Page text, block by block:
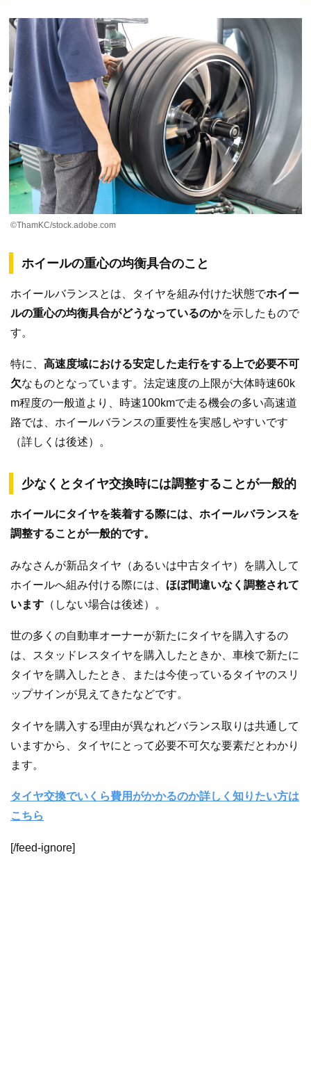
©ThamKC/stock.adobe.com
ホイールの重心の均衡具合のこと
ホイールバランスとは、タイヤを組み付けた状態でホイー
ルの重心の均衡具合がどうなっているのかを示したもので
す。
特に、 高速度域における安定した走行をする上で必要不可
欠なものとなっています。法定速度の上限が大体時速60k
m程度の一般道より、時速100kmで走る機会の多い高速道
路では、ホイールバランスの重要性を実感しやすいです
（詳しくは後述）。
少なくとタイヤ交換時には調整することが一般的
ホイールにタイヤを装着する際には、ホイールバランスを
調整することが一般的です。
みなさんが新品タイヤ（あるいは中古タイヤ）を購入して
ホイールへ組み付ける際には、 ほぼ間違いなく調整されて
います （しない場合は後述）。
世の多くの自動車オーナーが新たにタイヤを購入するの
は、スタッドレスタイヤを購入したときか、車検で新たに
タイヤを購入したとき、または今使っているタイヤのスリ
ップサインが見えてきたなどです。
タイヤを購入する理由が異なれどバランス取りは共通して
いますから、タイヤにとって必要不可欠な要素だとわかり
ます。
タイヤ交換でいくら費用がかかるのか詳しく知りたい方は
こちら
[/feed-ignore]